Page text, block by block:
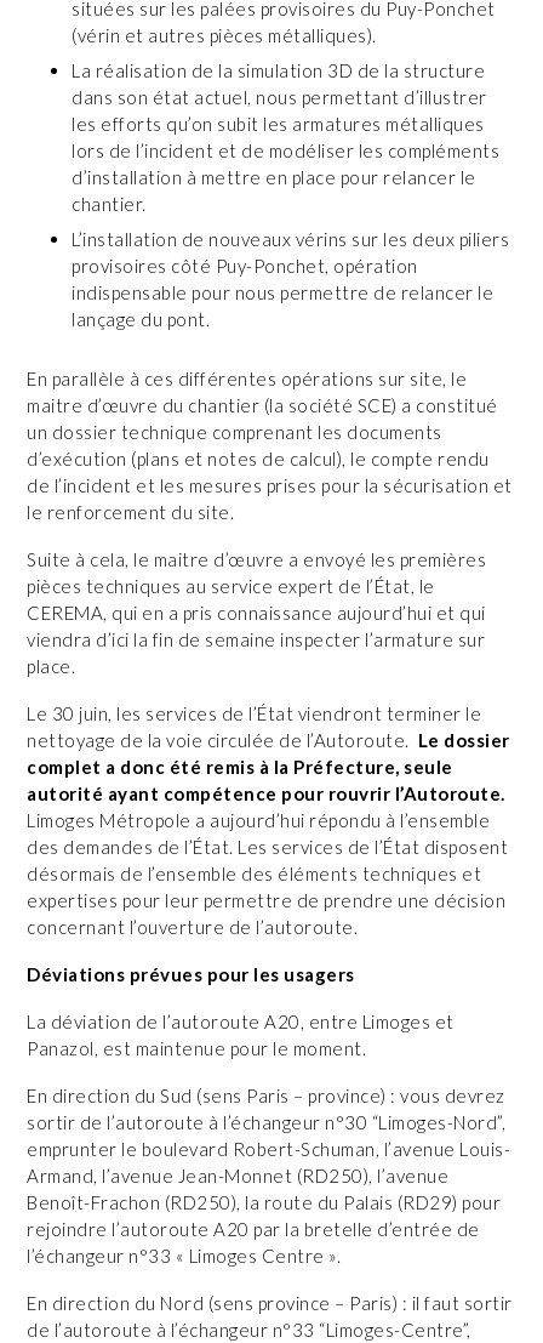
situées sur les palées provisoires du Puy-Ponchet
(vérin et autres pièces métalliques).
La réalisation de la simulation 3D de la structure
dans son état actuel, nous permettant d’illustrer
les efforts qu’on subit les armatures métalliques
lors de l’incident et de modéliser les compléments
d’installation à mettre en place pour relancer le
chantier.
L’installation de nouveaux vérins sur les deux piliers
provisoires côté Puy-Ponchet, opération
indispensable pour nous permettre de relancer le
lançage du pont.
En parallèle à ces différentes opérations sur site, le
maitre d’œuvre du chantier (la société SCE) a constitué
un dossier technique comprenant les documents
d’exécution (plans et notes de calcul), le compte rendu
de l’incident et les mesures prises pour la sécurisation et
le renforcement du site.
Suite à cela, le maitre d’œuvre a envoyé les premières
pièces techniques au service expert de l’État, le
CEREMA, qui en a pris connaissance aujourd’hui et qui
viendra d’ici la fin de semaine inspecter l’armature sur
place.
Le 30 juin, les services de l’État viendront terminer le
nettoyage de la voie circulée de l’Autoroute. Le dossier
complet a donc été remis à la Préfecture, seule
autorité ayant compétence pour rouvrir l’Autoroute.
Limoges Métropole a aujourd’hui répondu à l’ensemble
des demandes de l’État. Les services de l’État disposent
désormais de l’ensemble des éléments techniques et
expertises pour leur permettre de prendre une décision
concernant l’ouverture de l’autoroute.
Déviations prévues pour les usagers
La déviation de l’autoroute A20, entre Limoges et
Panazol, est maintenue pour le moment.
En direction du Sud (sens Paris – province) : vous devrez
sortir de l’autoroute à l’échangeur n°30 “Limoges-Nord”,
emprunter le boulevard Robert-Schuman, l’avenue Louis-
Armand, l’avenue Jean-Monnet (RD250), l’avenue
Benoît-Frachon (RD250), la route du Palais (RD29) pour
rejoindre l’autoroute A20 par la bretelle d’entrée de
l’échangeur n°33 « Limoges Centre ».
En direction du Nord (sens province – Paris) : il faut sortir
de l’autoroute à l’échangeur n°33 “Limoges-Centre”,